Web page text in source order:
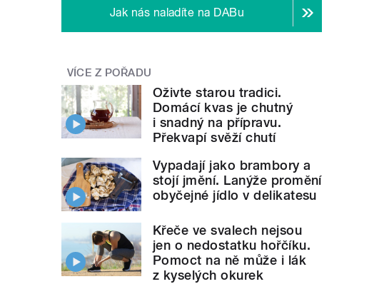
Jak nás naladíte na DABu
VÍCE Z POŘADU
Oživte starou tradici.
Domácí kvas je chutný
i snadný na přípravu.
Překvapí svěží chutí
Vypadají jako brambory a
stojí jmění. Lanýže promění
obyčejné jídlo v delikatesu
Křeče ve svalech nejsou
jen o nedostatku hořčíku.
Pomoct na ně může i lák
z kyselých okurek